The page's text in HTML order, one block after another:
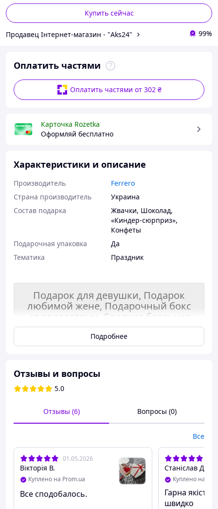
Купить сейчас
Продавец Інтернет-магазин - "Aks24" 99%
Оплатить частями
Оплатить частями от 302 ₴
Карточка Rozetka
Оформляй бесплатно
Характеристики и описание
Производитель
Ferrero
Страна производитель
Украина
Состав подарка
Жвачки, Шоколад,
«Киндер-сюрприз»,
Конфеты
Подарочная упаковка
Да
Тематика
Праздник
Подарок для девушки, Подарок
любимой жене, Подарочный бокс
со сладостями, Сладкие боксы на
день рождения
- деревʼяна коробка серце в серці ❤️
- мильні троянди
- тематичні шкарпетки
- kinder country
- Nutella mini
- Ferraro-Rocher 13шт
- Raffaello 14шт
- kinder choko bons 7
шт
- kinder chocolate 2
- kinder сюрприз 2
- Тік Так love is…
Подробнее
Отзывы и вопросы
5.0
Отзывы (6) Вопросы (0)
Все
01.05.2026
Вікторія В.
Куплено на Prom.ua
Все сподобалось.
Станіслав Д.
Куплено на
Гарна
швидко